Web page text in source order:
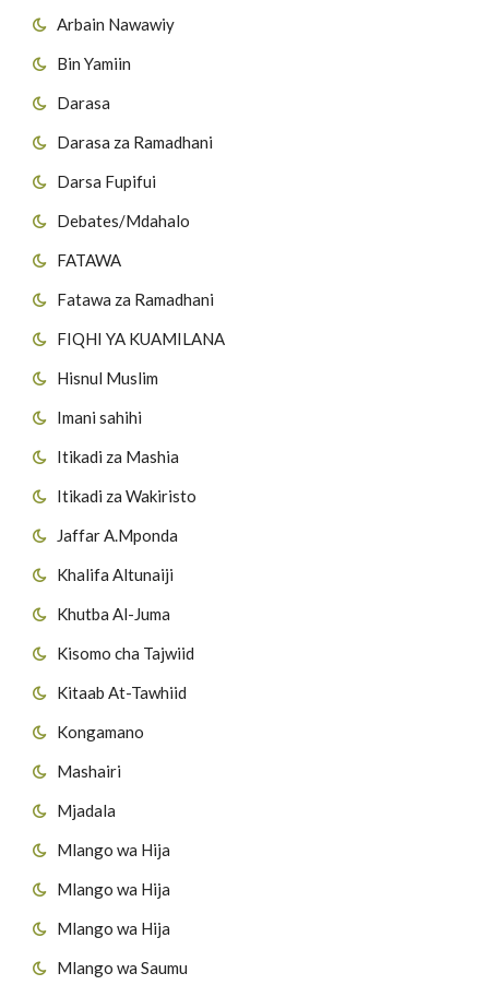
Arbain Nawawiy
Bin Yamiin
Darasa
Darasa za Ramadhani
Darsa Fupifui
Debates/Mdahalo
FATAWA
Fatawa za Ramadhani
FIQHI YA KUAMILANA
Hisnul Muslim
Imani sahihi
Itikadi za Mashia
Itikadi za Wakiristo
Jaffar A.Mponda
Khalifa Altunaiji
Khutba Al-Juma
Kisomo cha Tajwiid
Kitaab At-Tawhiid
Kongamano
Mashairi
Mjadala
Mlango wa Hija
Mlango wa Hija
Mlango wa Hija
Mlango wa Saumu